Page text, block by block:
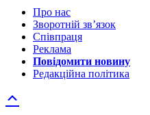
Про нас
Зворотній зв’язок
Співпраця
Реклама
Повідомити новину
Редакційна політика